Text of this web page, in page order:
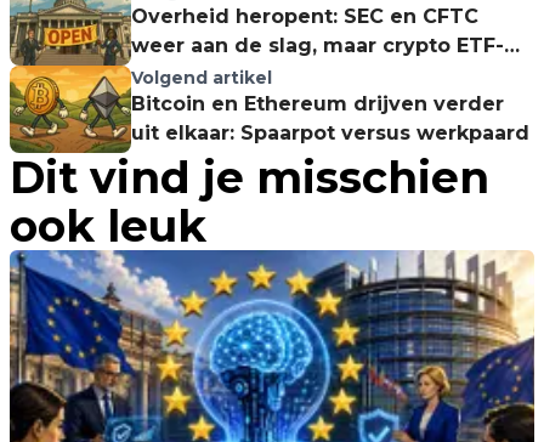
Overheid heropent: SEC en CFTC
weer aan de slag, maar crypto ETF-
aanvragen wachten op inhaalslag
Volgend artikel
Bitcoin en Ethereum drijven verder
uit elkaar: Spaarpot versus werkpaard
Dit vind je misschien
ook leuk